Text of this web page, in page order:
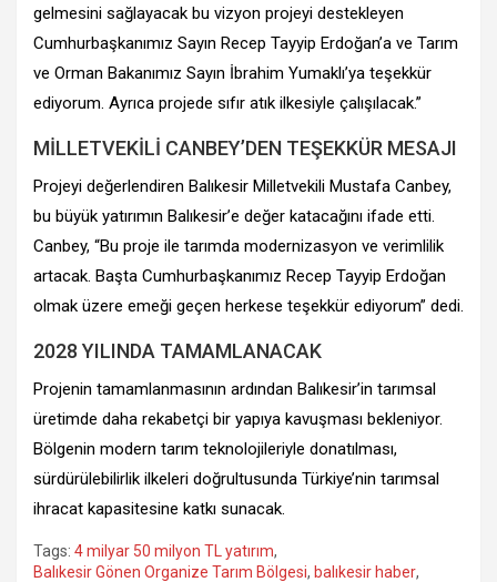
gelmesini sağlayacak bu vizyon projeyi destekleyen
Cumhurbaşkanımız Sayın Recep Tayyip Erdoğan’a ve Tarım
ve Orman Bakanımız Sayın İbrahim Yumaklı’ya teşekkür
ediyorum. Ayrıca projede sıfır atık ilkesiyle çalışılacak.”
MİLLETVEKİLİ CANBEY’DEN TEŞEKKÜR MESAJI
Projeyi değerlendiren Balıkesir Milletvekili Mustafa Canbey,
bu büyük yatırımın Balıkesir’e değer katacağını ifade etti.
Canbey, “Bu proje ile tarımda modernizasyon ve verimlilik
artacak. Başta Cumhurbaşkanımız Recep Tayyip Erdoğan
olmak üzere emeği geçen herkese teşekkür ediyorum” dedi.
2028 YILINDA TAMAMLANACAK
Projenin tamamlanmasının ardından Balıkesir’in tarımsal
üretimde daha rekabetçi bir yapıya kavuşması bekleniyor.
Bölgenin modern tarım teknolojileriyle donatılması,
sürdürülebilirlik ilkeleri doğrultusunda Türkiye’nin tarımsal
ihracat kapasitesine katkı sunacak.
Tags: 4 milyar 50 milyon TL yatırım,
Balıkesir Gönen Organize Tarım Bölgesi, balıkesir haber,